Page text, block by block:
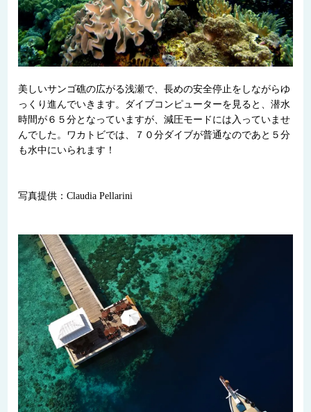
美しいサンゴ礁の広がる浅瀬で、長めの安全停止をしながらゆ
っくり進んでいきます。ダイブコンピューターを見ると、潜水
時間が６５分となっていますが、減圧モードには入っていませ
んでした。ワカトビでは、７０分ダイブが普通なのであと５分
も水中にいられます！
写真提供：Claudia Pellarini